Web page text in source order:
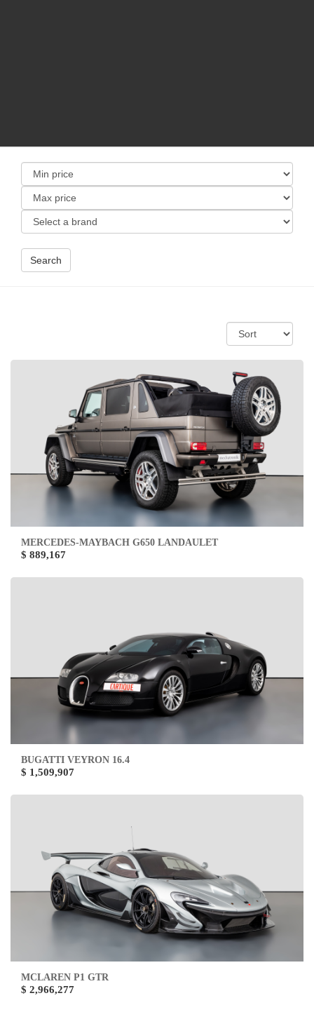
Search
MERCEDES-MAYBACH G650 LANDAULET
$ 889,167
BUGATTI VEYRON 16.4
$ 1,509,907
MCLAREN P1 GTR
$ 2,966,277